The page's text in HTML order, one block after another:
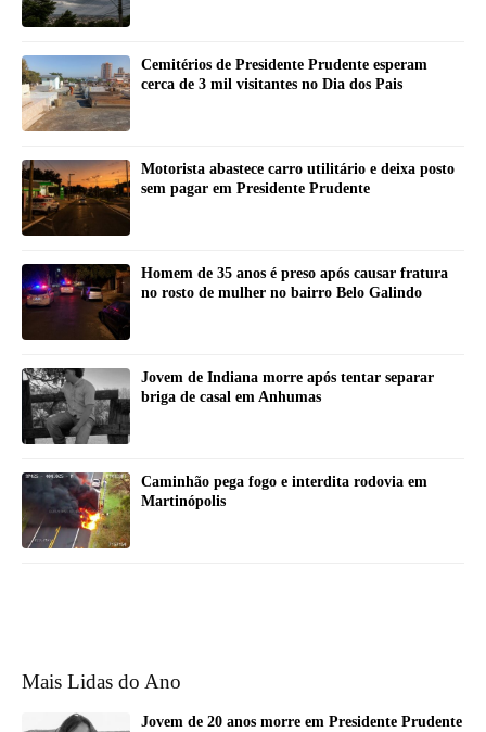
Cemitérios de Presidente Prudente esperam
cerca de 3 mil visitantes no Dia dos Pais
Motorista abastece carro utilitário e deixa posto
sem pagar em Presidente Prudente
Homem de 35 anos é preso após causar fratura
no rosto de mulher no bairro Belo Galindo
Jovem de Indiana morre após tentar separar
briga de casal em Anhumas
Caminhão pega fogo e interdita rodovia em
Martinópolis
Mais Lidas do Ano
Jovem de 20 anos morre em Presidente Prudente